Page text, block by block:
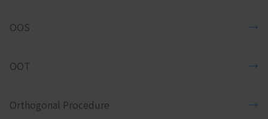
OOS →
OOT →
Orthogonal Procedure →